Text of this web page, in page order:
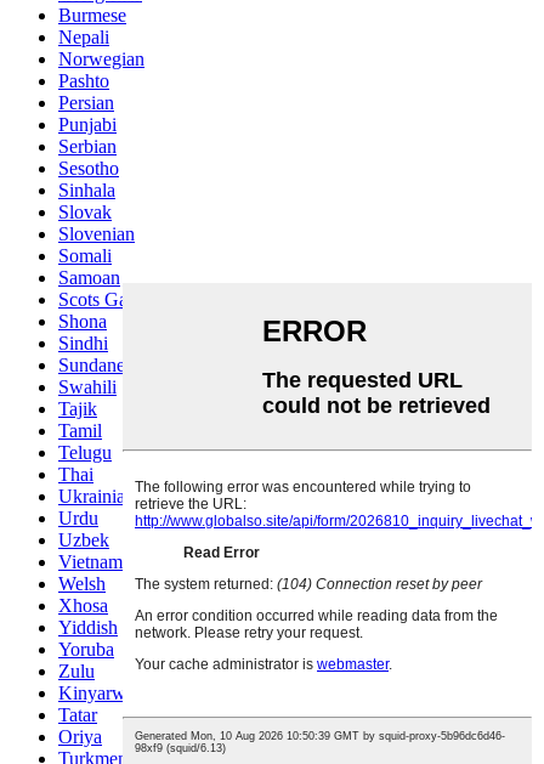
Burmese
Nepali
Norwegian
Pashto
Persian
Punjabi
Serbian
Sesotho
Sinhala
Slovak
Slovenian
Somali
Samoan
Scots Gaelic
Shona
Sindhi
Sundanese
Swahili
Tajik
Tamil
Telugu
Thai
Ukrainian
Urdu
Uzbek
Vietnamese
Welsh
Xhosa
Yiddish
Yoruba
Zulu
Kinyarwanda
Tatar
Oriya
Turkmen